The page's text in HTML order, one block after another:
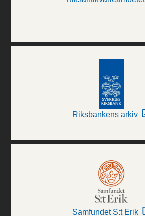
Riksbankens arkiv
Samfundet S:t Erik